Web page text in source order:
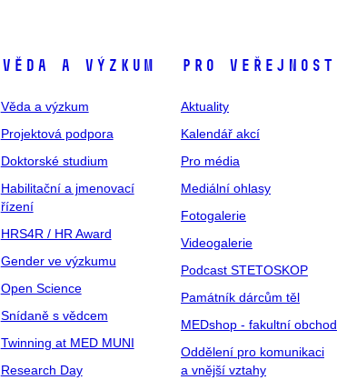
Věda a výzkum
Věda a výzkum
Projektová podpora
Doktorské studium
Habilitační a jmenovací
řízení
HRS4R / HR Award
Gender ve výzkumu
Open Science
Snídaně s vědcem
Twinning at MED MUNI
Research Day
Pro veřejnost
Aktuality
Kalendář akcí
Pro média
Mediální ohlasy
Fotogalerie
Videogalerie
Podcast STETOSKOP
Památník dárcům těl
MEDshop - fakultní obchod
Oddělení pro komunikaci
a vnější vztahy